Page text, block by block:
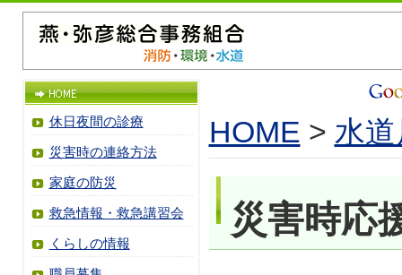
休日夜間の診療
災害時の連絡方法
家庭の防災
救急情報・救急講習会
くらしの情報
HOME > 水
災害時応